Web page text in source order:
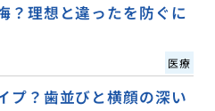
？理想と違ったを防ぐに
医療
プ？歯並びと横顔の深い